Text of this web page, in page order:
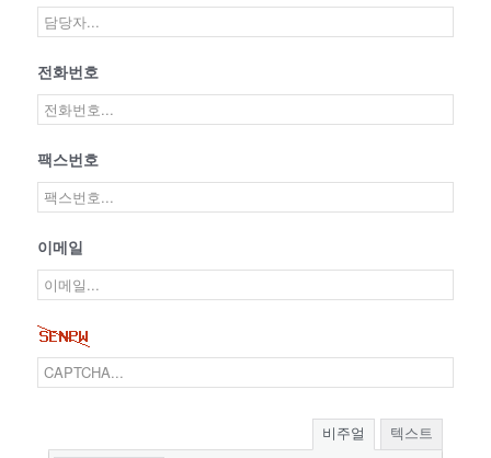
전화번호
팩스번호
이메일
비주얼 텍스트